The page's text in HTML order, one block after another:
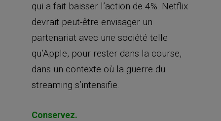
qui a fait baisser l’action de 4%. Netflix
devrait peut-être envisager un
partenariat avec une société telle
qu’Apple, pour rester dans la course,
dans un contexte où la guerre du
streaming s’intensifie.
Conservez.